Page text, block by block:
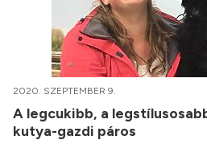
2020. SZEPTEMBER 9.
A legcukibb, a
kutya-gazdi páros